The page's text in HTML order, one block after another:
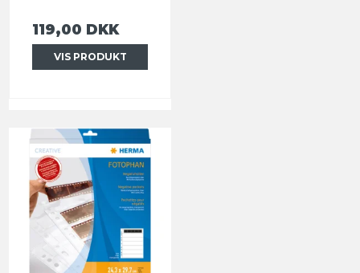
119,00 DKK
VIS PRODUKT